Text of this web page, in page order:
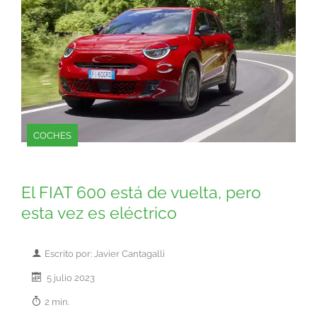
COCHES
El FIAT 600 está de vuelta, pero
esta vez es eléctrico
Escrito por: Javier Cantagalli
5 julio 2023
2 min.